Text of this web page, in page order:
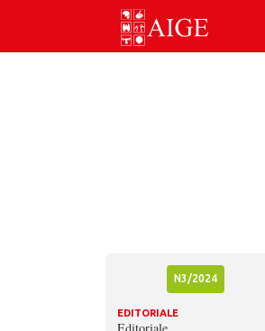
Skip
N3/2024
EDITORIALE